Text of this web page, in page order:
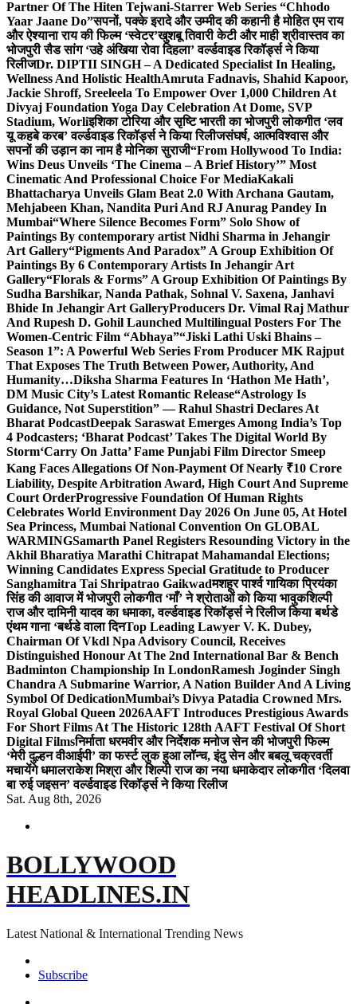
Partner Of The Hiten Tejwani-Starrer Web Series “Chhodo
Yaar Jaane Do”सपनों, पक्के इरादे और उम्मीद की कहानी है मोहित एम राय
और ऐश्याना राय की फिल्म ‘स्वेटर’खुशबू तिवारी केटी और माही श्रीवास्तव का
भोजपुरी सैड सांग ‘उहे अंखिया रोवा दिहला’ वर्ल्डवाइड रिकॉर्ड्स ने किया
रिलीजDr. DIPTII SINGH – A Dedicated Specialist In Healing,
Wellness And Holistic HealthAmruta Fadnavis, Shahid Kapoor,
Jackie Shroff, Sreeleela To Empower Over 1,000 Children At
Divyaj Foundation Yoga Day Celebration At Dome, SVP
Stadium, Worliइशिका टोरिया और सृष्टि भारती का भोजपुरी लोकगीत ‘लव
यू कहबे करब’ वर्ल्डवाइड रिकॉर्ड्स ने किया रिलीजसंघर्ष, आत्मविश्वास और
सपनों की उड़ान का नाम है मोनिका सुराजी“From Hollywood To India:
Wins Deus Unveils ‘The Cinema – A Brief History’” Most
Cinematic And Professional Choice For MediaKakali
Bhattacharya Unveils Glam Beat 2.0 With Archana Gautam,
Mehjabeen Khan, Nandita Puri And RJ Anurag Pandey In
Mumbai“Where Silence Becomes Form” Solo Show of
Paintings By contemporary artist Nidhi Sharma in Jehangir
Art Gallery“Pigments And Paradox” A Group Exhibition Of
Paintings By 6 Contemporary Artists In Jehangir Art
Gallery“Florals & Forms” A Group Exhibition Of Paintings By
Sudha Barshikar, Nanda Pathak, Sohnal V. Saxena, Janhavi
Bhide In Jehangir Art GalleryProducers Dr. Vimal Raj Mathur
And Rupesh D. Gohil Launched Multilingual Posters For The
Women-Centric Film “Abhaya”“Jiski Lathi Uski Bhains –
Season 1”: A Powerful Web Series From Producer MK Rajput
That Exposes The Truth Between Power, Authority, And
Humanity…Diksha Sharma Features In ‘Hathon Me Hath’,
DM Music City’s Latest Romantic Release“Astrology Is
Guidance, Not Superstition” — Rahul Shastri Declares At
Bharat PodcastDeepak Saraswat Emerges Among India’s Top
4 Podcasters; ‘Bharat Podcast’ Takes The Digital World By
Storm‘Carry On Jatta’ Fame Punjabi Film Director Smeep
Kang Faces Allegations Of Non-Payment Of Nearly ₹10 Crore
Liability, Despite Arbitration Award, High Court And Supreme
Court OrderProgressive Foundation Of Human Rights
Celebrates World Environment Day 2026 On June 05, At Hotel
Sea Princess, Mumbai National Convention On GLOBAL
WARMINGSamarth Panel Registers Resounding Victory in the
Akhil Bharatiya Marathi Chitrapat Mahamandal Elections;
Winning Candidates Express Special Gratitude to Producer
Sanghamitra Tai Shripatrao Gaikwadमशहूर पार्श्व गायिका प्रियंका
सिंह की आवाज में भोजपुरी लोकगीत ‘माँ’ ने श्रोताओं को किया भावुकशिल्पी
राज और दामिनी यादव का धमाका, वर्ल्डवाइड रिकॉर्ड्स ने रिलीज किया बर्थडे
एंथम गाना ‘बर्थडे वाला दिनTop Leading Lawyer V. K. Dubey,
Chairman Of Vkdl Npa Advisory Council, Receives
Distinguished Honour At The 2nd International Bar & Bench
Badminton Championship In LondonRamesh Joginder Singh
Chandra A Submarine Warrior, A Nation Builder And A Living
Symbol Of DedicationMumbai’s Divya Patadia Crowned Mrs.
Royal Global Queen 2026AAFT Introduces Prestigious Awards
For Short Films At The Historic 128th AAFT Festival Of Short
Digital Filmsनिर्माता धरमवीर और निर्देशक मनोज सेन की भोजपुरी फिल्म
‘मेरी दुल्हन वीआईपी’ का फर्स्ट लुक हुआ लॉन्च, इंदु सेन और बबलू चक्रवर्ती
मचायेंगे धमालराकेश मिश्रा और शिल्पी राज का नया धमाकेदार लोकगीत ‘दिलवा
बा रुई जइसन’ वर्ल्डवाइड रिकॉर्ड्स ने किया रिलीज
Sat. Aug 8th, 2026
BOLLYWOOD
HEADLINES.IN
Latest National & International Trending News
Subscribe